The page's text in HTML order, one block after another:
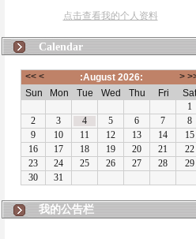
点击查看我的个人资料
Calendar
我的公告栏 N L665